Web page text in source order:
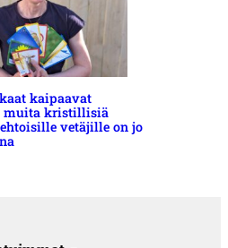
kaipaavat
muita kristillisiä
vetäjille on jo